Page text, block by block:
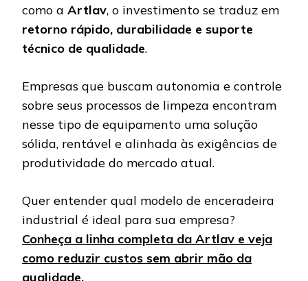
como a Artlav, o investimento se traduz em
retorno rápido, durabilidade e suporte
técnico de qualidade.
Empresas que buscam autonomia e controle
sobre seus processos de limpeza encontram
nesse tipo de equipamento uma solução
sólida, rentável e alinhada às exigências de
produtividade do mercado atual.
Quer entender qual modelo de enceradeira
industrial é ideal para sua empresa?
Conheça a linha completa da Artlav e veja
como reduzir custos sem abrir mão da
qualidade.